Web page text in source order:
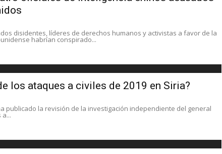
disidentes, líderes de derechos humanos y activistas a favor de la
habrían conspirado...
los ataques a civiles de 2019 en Siria?
publicado la revisión de la investigación independiente del general